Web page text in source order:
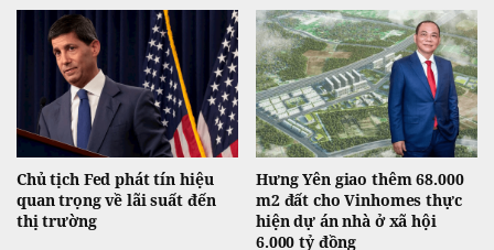
trong sắc đỏ.
Chủ tịch Fed phát tín hiệu
quan trọng về lãi suất đến
thị trường
Hưng Yên giao thêm 68.000
m2 đất cho Vinhomes thực
hiện dự án nhà ở xã hội
6.000 tỷ đồng